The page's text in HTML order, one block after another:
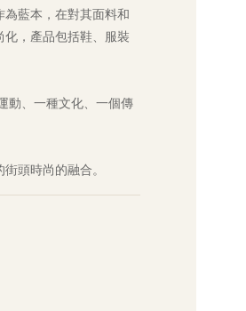
藍本，在對其面料和
，產品包括鞋、服裝
動、一種文化、一個傳
頭時尚的融合。